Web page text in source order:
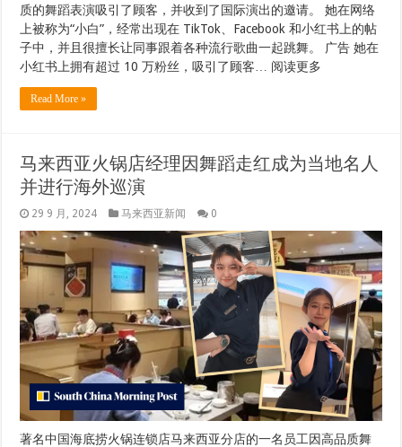
质的舞蹈表演吸引了顾客，并收到了国际演出的邀请。 她在网络
上被称为“小白”，经常出现在 TikTok、Facebook 和小红书上的帖
子中，并且很擅长让同事跟着各种流行歌曲一起跳舞。 广告 她在
小红书上拥有超过 10 万粉丝，吸引了顾客… 阅读更多
Read More »
马来西亚火锅店经理因舞蹈走红成为当地名人
并进行海外巡演
29 9 月, 2024 马来西亚新闻 0
著名中国海底捞火锅连锁店马来西亚分店的一名员工因高品质舞